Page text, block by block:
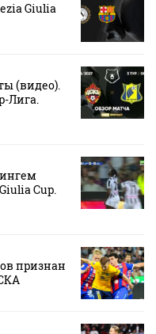
Giulia
(видео).
Лига.
Cup.
признан